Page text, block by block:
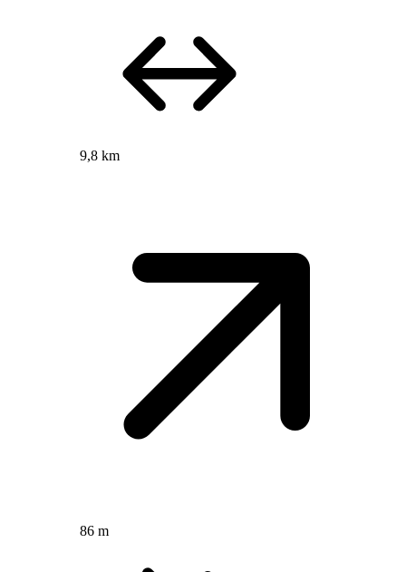
9,8 km
86 m